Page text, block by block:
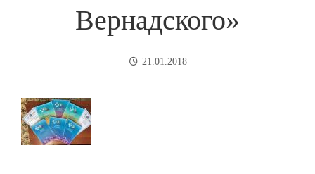
Вернадского»
21.01.2018